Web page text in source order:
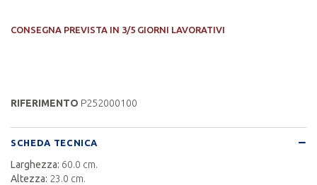
CONSEGNA PREVISTA IN 3/5 GIORNI LAVORATIVI
RIFERIMENTO P252000100
SCHEDA TECNICA
Larghezza: 60.0 cm.
Altezza: 23.0 cm.